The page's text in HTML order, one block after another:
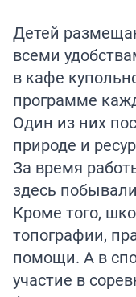
Детей
всеми
в кафе
программе
Один из них
природе и
За время
здесь
Кроме того,
топографии,
помощи. А в
участие в